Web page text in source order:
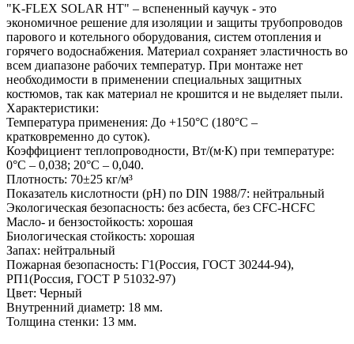
"K-FLEX SOLAR HT" – вспененный каучук - это
экономичное решение для изоляции и защиты трубопроводов
парового и котельного оборудования, систем отопления и
горячего водоснабжения. Материал сохраняет эластичность во
всем диапазоне рабочих температур. При монтаже нет
необходимости в применении специальных защитных
костюмов, так как материал не крошится и не выделяет пыли.
Характеристики:
Температура применения: До +150°С (180°С –
кратковременно до суток).
Коэффициент теплопроводности, Вт/(м∙К) при температуре:
0°С – 0,038; 20°С – 0,040.
Плотность: 70±25 кг/м³
Показатель кислотности (pH) по DIN 1988/7: нейтральный
Экологическая безопасность: без асбеста, без CFC-HCFC
Масло- и бензостойкость: хорошая
Биологическая стойкость: хорошая
Запах: нейтральный
Пожарная безопасность: Г1(Россия, ГОСТ 30244-94),
РП1(Россия, ГОСТ Р 51032-97)
Цвет: Черный
Внутренний диаметр: 18 мм.
Толщина стенки: 13 мм.